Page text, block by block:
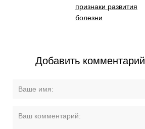
признаки развития
болезни
Добавить комментарий